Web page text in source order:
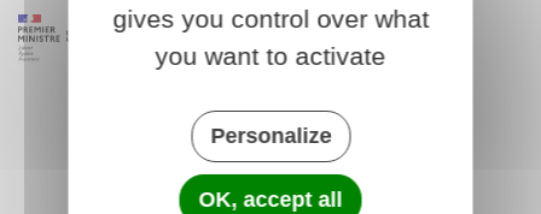
gives you control over what
you want to activate
Personalize
OK, accept all